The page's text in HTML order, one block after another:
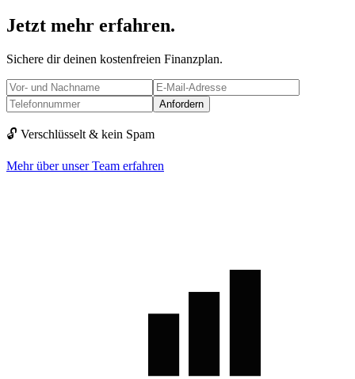
Jetzt mehr erfahren.
Sichere dir deinen kostenfreien Finanzplan.
Anfordern
🔓 Verschlüsselt & kein Spam
Mehr über unser Team erfahren